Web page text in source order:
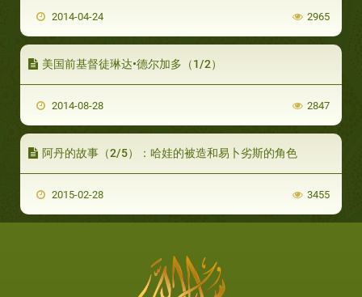
2014-04-24 2965
美国前基督徒琳达•德尔加多（1/2）
2014-08-28 2847
阿丹的故事（2/5）：哈娃的被造和易卜劣斯的角色
2015-02-28 3455